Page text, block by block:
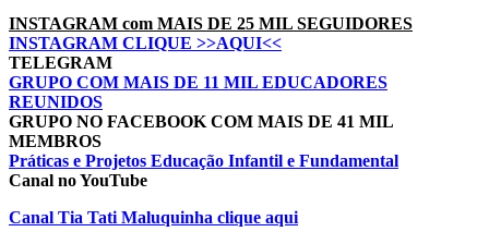
INSTAGRAM com MAIS DE 25 MIL SEGUIDORES
INSTAGRAM CLIQUE >>AQUI<<
TELEGRAM
GRUPO COM MAIS DE 11 MIL EDUCADORES
REUNIDOS
GRUPO NO FACEBOOK COM MAIS DE 41 MIL
MEMBROS
Práticas e Projetos Educação Infantil e Fundamental
Canal no YouTube
Canal Tia Tati Maluquinha clique aqui